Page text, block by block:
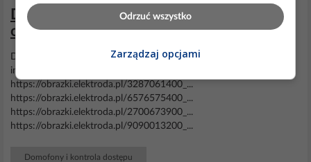
Dobór nowego domofonu do istniejącego
okablowania dwurodzinnego
Dzień dobry. Potrzebuję dobrać nowydomofon
instalacji.
https://obrazki.elektroda.pl/3287061400_...
https://obrazki.elektroda.pl/6576575400_...
https://obrazki.elektroda.pl/2700673900_...
https://obrazki.elektroda.pl/9090013200_...
Domofony i kontrola dostępu
Odrzuć wszystko
Zarządzaj opcjami